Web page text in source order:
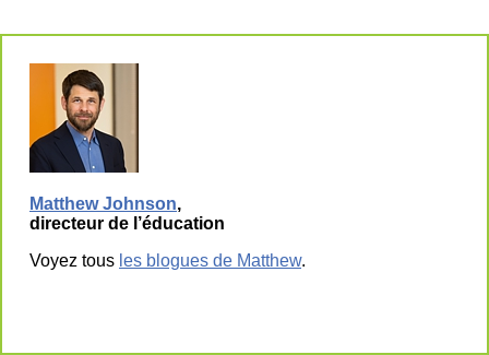
Matthew Johnson,
directeur de l’éducation
Voyez tous les blogues de Matthew.